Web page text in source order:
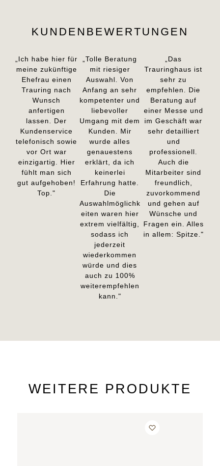
KUNDENBEWERTUNGEN
„Ich habe hier für
meine zukünftige
Ehefrau einen
Trauring nach
Wunsch
anfertigen
lassen. Der
Kundenservice
telefonisch sowie
vor Ort war
einzigartig. Hier
fühlt man sich
gut aufgehoben!
Top."
„Tolle Beratung
mit riesiger
Auswahl. Von
Anfang an sehr
kompetenter und
liebevoller
Umgang mit dem
Kunden. Mir
wurde alles
genauestens
erklärt, da ich
keinerlei
Erfahrung hatte.
Die
Auswahlmöglichk
eiten waren hier
extrem vielfältig,
sodass ich
jederzeit
wiederkommen
würde und dies
auch zu 100%
weiterempfehlen
kann."
„Das
Trauringhaus ist
sehr zu
empfehlen. Die
Beratung auf
einer Messe und
im Geschäft war
sehr detailliert
und
professionell.
Auch die
Mitarbeiter sind
freundlich,
zuvorkommend
und gehen auf
Wünsche und
Fragen ein. Alles
in allem: Spitze."
WEITERE PRODUKTE